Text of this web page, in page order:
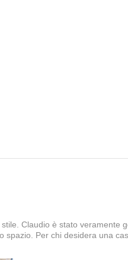
Claudio è stato veramente
spazio. Per chi desidera una